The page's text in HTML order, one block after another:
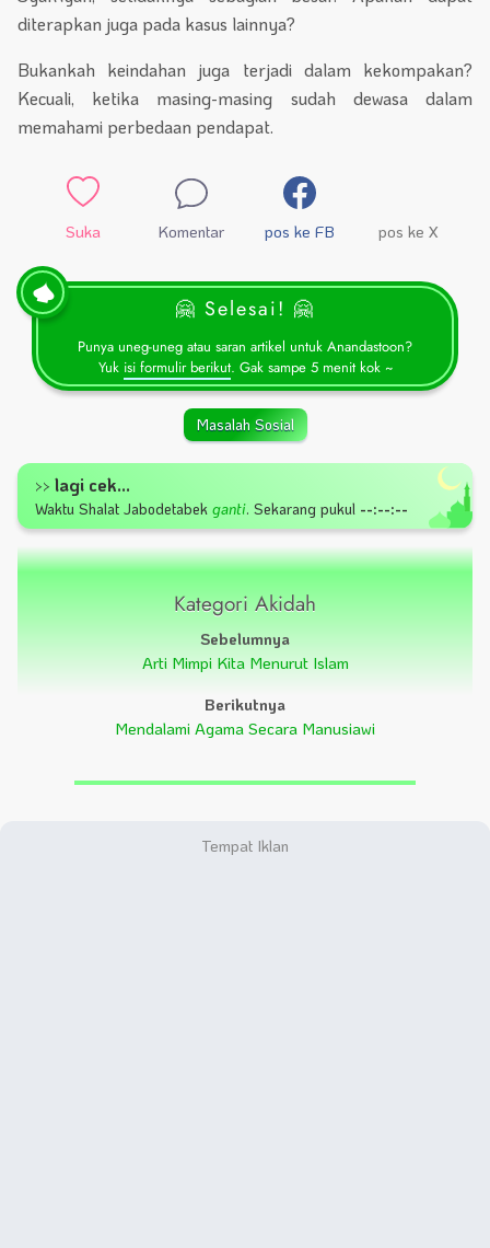
diterapkan juga pada kasus lainnya?
Bukankah keindahan juga terjadi dalam kekompakan?
Kecuali, ketika masing-masing sudah dewasa dalam
memahami perbedaan pendapat.
Suka Komentar pos ke FB pos ke X
🤗 Selesai! 🤗
Punya uneg-uneg atau saran artikel untuk Anandastoon?
Yuk isi formulir berikut. Gak sampe 5 menit kok ~
Masalah Sosial
>> lagi cek...
Waktu Shalat Jabodetabek ganti. Sekarang pukul --:--:--
Kategori Akidah
Sebelumnya
Arti Mimpi Kita Menurut Islam
Berikutnya
Mendalami Agama Secara Manusiawi